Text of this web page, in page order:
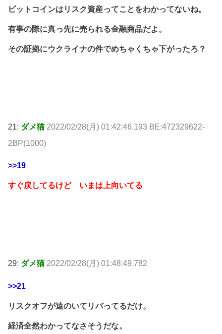
ビットコインはリスク資産ってことをわかってないね。
有事の際に真っ先に売られる金融商品だよ。
その証拠にウクライナの件でめちゃくちゃ下がったろ？
21: ダメ猫 2022/02/28(月) 01:42:46.193 BE:472329622-
2BP(1000)
>>19
すぐ戻してるけど いまは上向いてる
29: ダメ猫 2022/02/28(月) 01:48:49.782
>>21
リスクオフが遠のいてリバってるだけ。
経済全然わかってなさそうだな。